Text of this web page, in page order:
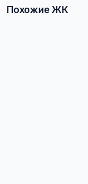
Похожие ЖК